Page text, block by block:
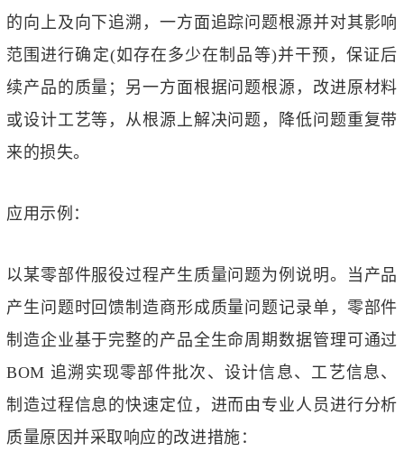
的向上及向下追溯，一方面追踪问题根源并对其影响
范围进行确定(如存在多少在制品等)并干预，保证后
续产品的质量；另一方面根据问题根源，改进原材料
或设计工艺等，从根源上解决问题，降低问题重复带
来的损失。
应用示例：
以某零部件服役过程产生质量问题为例说明。当产品
产生问题时回馈制造商形成质量问题记录单，零部件
制造企业基于完整的产品全生命周期数据管理可通过
BOM 追溯实现零部件批次、设计信息、工艺信息、
制造过程信息的快速定位，进而由专业人员进行分析
质量原因并采取响应的改进措施：